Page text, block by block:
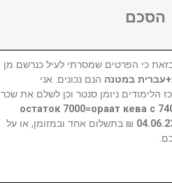
הסכם
כי הפרטים שמסרתי לעיל כנרשם מן
במטנה הנם נכונים. אני
הלימודים ניומן סנטר וכן לשלם את שכר
7400 остаток 7000=ораат кева с
₪ בתשלום אחד ובמזומן, או על